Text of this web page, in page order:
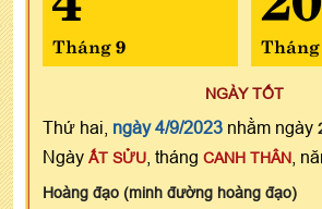
Tháng 9 Tháng
NGÀY TỐT
Thứ hai, ngày 4/9/2023 nhằm ngày
Ngày ẤT SỬU , tháng CANH THÂN ,
Hoàng đạo (minh đường hoàng đạo)